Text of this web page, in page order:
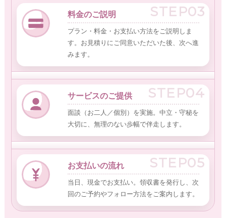
STEP03
料金のご説明
プラン・料金・お支払い方法をご説明しま
す。お見積りにご同意いただいた後、次へ進
みます。
STEP04
サービスのご提供
面談（お二人／個別）を実施。中立・守秘を
大切に、無理のない歩幅で伴走します。
STEP05
お支払いの流れ
当日、現金でお支払い。領収書を発行し、次
回のご予約やフォロー方法をご案内します。